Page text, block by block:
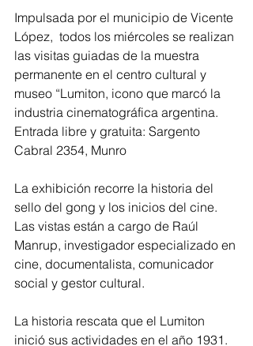
Impulsada por el municipio de Vicente
López,  todos los miércoles se realizan
las visitas guiadas de la muestra
permanente en el centro cultural y
museo “Lumiton, icono que marcó la
industria cinematográfica argentina.
Entrada libre y gratuita: Sargento
Cabral 2354, Munro
La exhibición recorre la historia del
sello del gong y los inicios del cine.
Las vistas están a cargo de Raúl
Manrup, investigador especializado en
cine, documentalista, comunicador
social y gestor cultural.
La historia rescata que el Lumiton
inició sus actividades en el año 1931.